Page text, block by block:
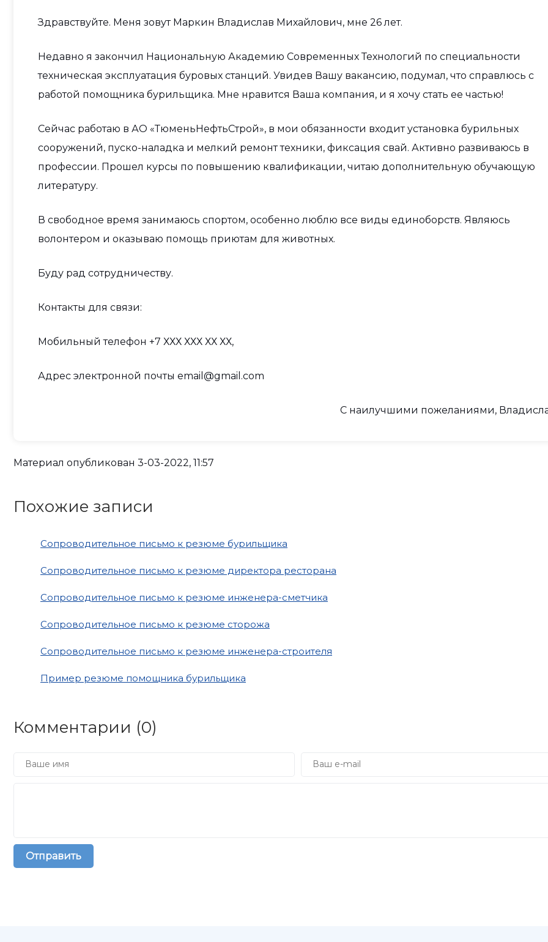
Здравствуйте. Меня зовут Маркин Владислав Михайлович, мне 26 лет.
Недавно я закончил Национальную Академию Современных Технологий по специальности
техническая эксплуатация буровых станций. Увидев Вашу вакансию, подумал, что справлюсь с
работой помощника бурильщика. Мне нравится Ваша компания, и я хочу стать ее частью!
Сейчас работаю в АО «ТюменьНефтьСтрой», в мои обязанности входит установка бурильных
сооружений, пуско-наладка и мелкий ремонт техники, фиксация свай. Активно развиваюсь в
профессии. Прошел курсы по повышению квалификации, читаю дополнительную обучающую
литературу.
В свободное время занимаюсь спортом, особенно люблю все виды единоборств. Являюсь
волонтером и оказываю помощь приютам для животных.
Буду рад сотрудничеству.
Контакты для связи:
Мобильный телефон +7 ХХХ ХХХ ХХ ХХ,
Адрес электронной почты email@gmail.com
С наилучшими пожеланиями,
Материал опубликован 3-03-2022, 11:57
Похожие записи
Сопроводительное письмо к резюме бурильщика
Сопроводительное письмо к резюме директора ресторана
Сопроводительное письмо к резюме инженера-сметчика
Сопроводительное письмо к резюме сторожа
Сопроводительное письмо к резюме инженера-строителя
Пример резюме помощника бурильщика
Комментарии (0)
Отправить